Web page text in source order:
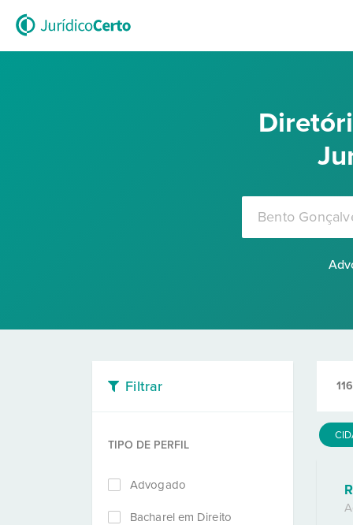
Filtrar
TIPO DE PERFIL
Advogado
Bacharel em Direito
116